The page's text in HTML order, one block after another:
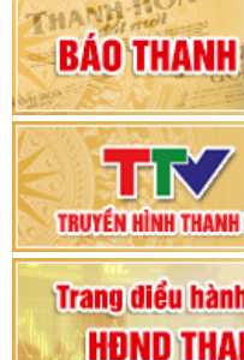
hội khóa XV
Phiên thảo
Thanh Hóa
Bế mạc Kỳ
tỉnh khoá XVIII